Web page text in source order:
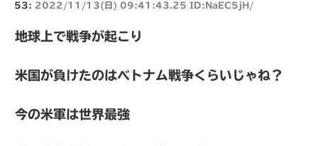
53: 2022/11/13(日) 09:41:43.25 ID:NaEC5jH/
地球上で戦争が起こり
米国が負けたのはベトナム戦争くらいじゃね？
今の米軍は世界最強